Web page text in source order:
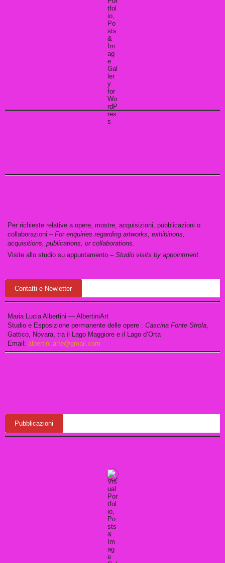
Per richieste relative a opere, mostre, acquisizioni, pubblicazioni o
collaborazioni –For enquiries regarding artworks, exhibitions,
acquisitions, publications, or collaborations.
Visite allo studio su appuntamento –Studio visits by appointment
Contatti e Newletter
Maria Lucia Albertini — AlbertiniArt
Studio e Esposizione permanente delle opere :Cascina Fonte Strola
Gattico, Novara, tra il Lago Maggiore e il Lago d’Orta
Email:albertini.arte@gmail.com
Pubblicazioni